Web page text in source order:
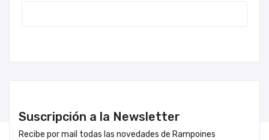
Suscripción a la Newsletter
Recibe por mail todas las novedades de Rampoines